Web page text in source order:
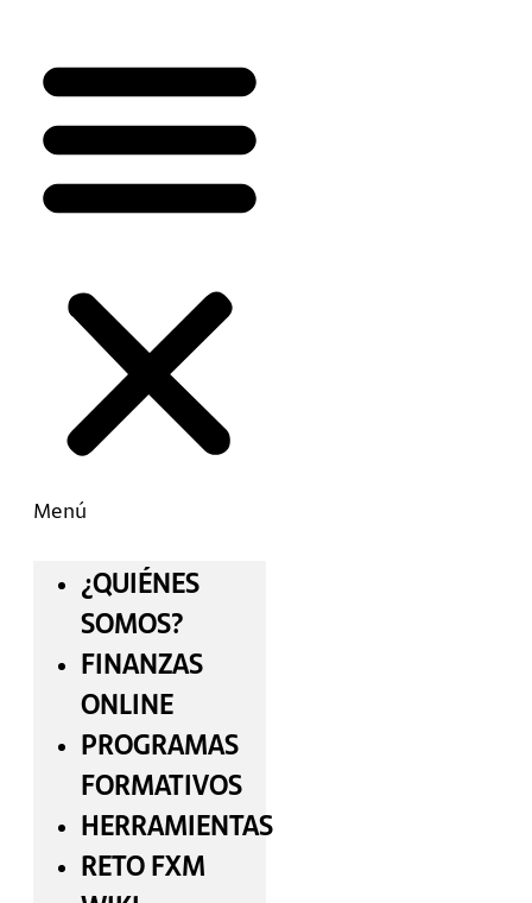
Menú
¿QUIÉNES
SOMOS?
FINANZAS
ONLINE
PROGRAMAS
FORMATIVOS
HERRAMIENTAS
RETO FXM